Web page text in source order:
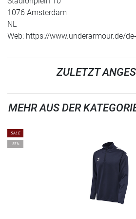
1076 Amsterdam
NL
Web: https://www.underarmour.de/
ZULETZT
MEHR AUS DER
SALE
-55%